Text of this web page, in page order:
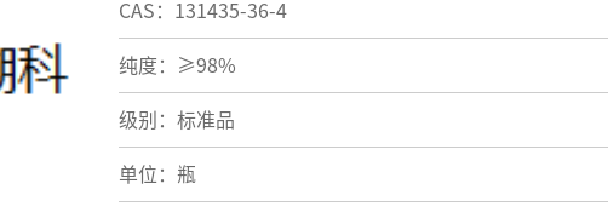
CAS：131435-36-4
纯度：≥98%
级别：标准品
单位：瓶